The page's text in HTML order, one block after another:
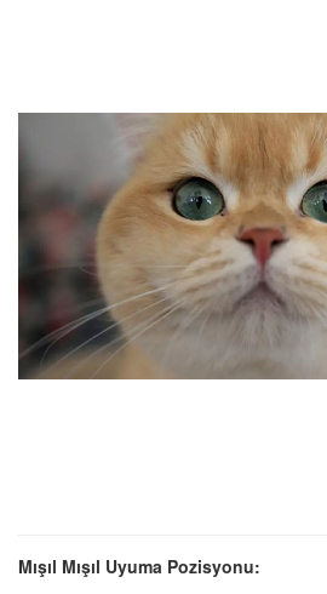
Mışıl Mışıl Uyuma Pozisyonu: